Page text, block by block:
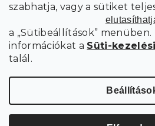
szabhatja, vagy a sütiket
a „Sütibeállítások” menüben.
információkat a Süti-
talál.
Shoptet